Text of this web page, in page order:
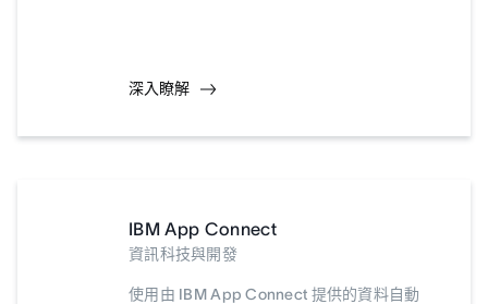
深入瞭解
IBM App Connect
資訊科技與開發
使用由 IBM App Connect 提供的資料自動